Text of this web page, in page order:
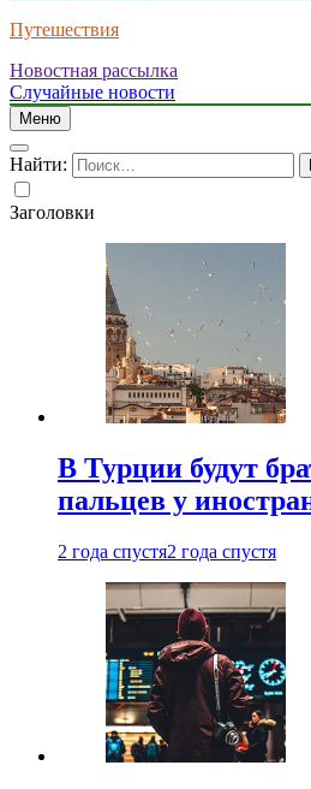
Путешествия
Новостная рассылка
Случайные новости
Меню
Найти:
Заголовки
В Турции будут
пальцев у
2 года спустя2 года спустя